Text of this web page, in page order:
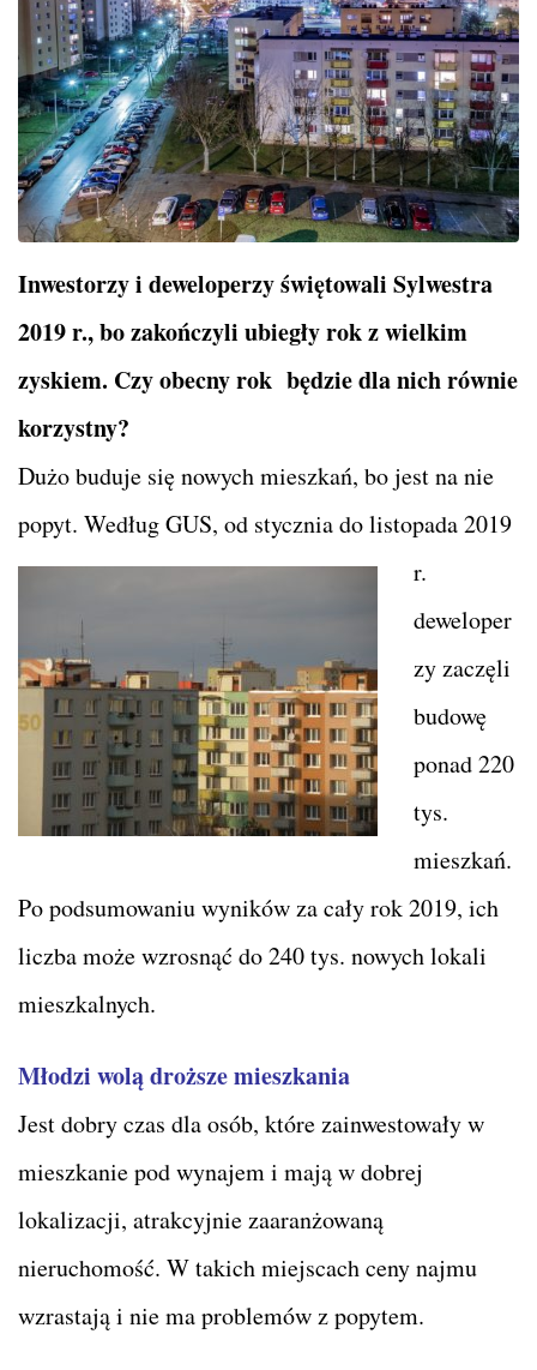
Inwestorzy i deweloperzy świętowali Sylwestra
2019 r., bo zakończyli ubiegły rok z wielkim
zyskiem. Czy obecny rok będzie dla nich równie
korzystny?
Dużo buduje się nowych mieszkań, bo jest na nie
popyt. WedługGUS, od stycznia do listopada 2019
r.
deweloper
zy zaczęli
budowę
ponad 220
tys.
mieszkań.
Po podsumowaniu wyników za cały rok 2019, ich
liczba może wzrosnąć do 240 tys. nowych lokali
mieszkalnych.
Młodzi wolą droższe mieszkania
Jest dobry czas dla osób, które zainwestowały w
mieszkanie pod wynajem i mają w dobrej
lokalizacji, atrakcyjnie zaaranżowaną
nieruchomość. W takich miejscach ceny najmu
wzrastają i nie ma problemów z popytem.